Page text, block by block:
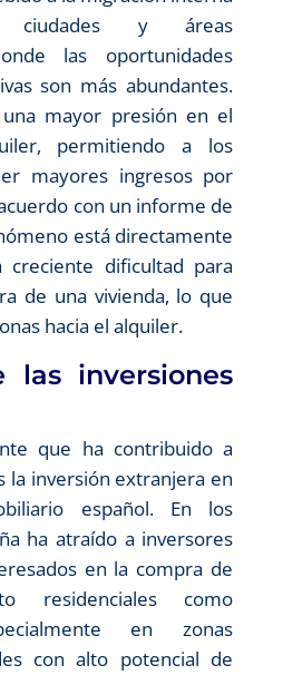
ciudades y áreas
las oportunidades
son más abundantes.
mayor presión en el
permitiendo a los
mayores ingresos por
con un informe de
está directamente
creciente dificultad para
de una vivienda, lo que
hacia el alquiler.
las inversiones
que ha contribuido a
la inversión extranjera en
español. En los
ha atraído a inversores
en la compra de
residenciales como
en zonas
con alto potencial de